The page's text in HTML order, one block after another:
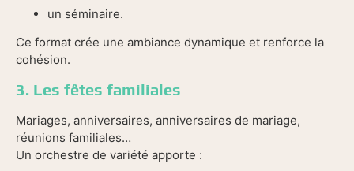
un séminaire.
Ce format crée une ambiance dynamique et renforce la
cohésion.
3. Les fêtes familiales
Mariages, anniversaires, anniversaires de mariage,
réunions familiales…
Un orchestre de variété apporte :